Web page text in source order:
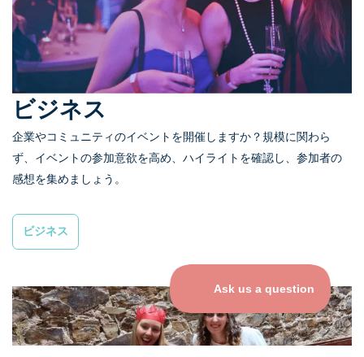
ビジネス
企業やコミュニティのイベントを開催しますか？規模に関わら
ず、イベントの参加意欲を高め、ハイライトを確認し、参加者の
感想を集めましょう。
ビジネス